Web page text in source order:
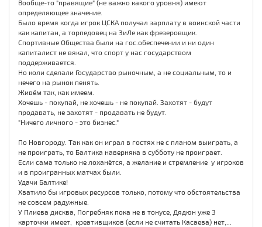
Вообще-то "правящие" (не важно какого уровня) имеют
определяющее значение.
Было время когда игрок ЦСКА получал зарплату в воинской части
как капитан, а торпедовец на ЗиЛе как фрезеровщик.
Спортивные Общества были на гос.обеспечении и ни один
капиталист не вякал, что спорт у нас государством
поддерживается.
Но коли сделали Государство рыночным, а не социальным, то и
нечего на рынок пенять.
Живём так, как имеем.
Хочешь - покупай, не хочешь - не покупай. Захотят - будут
продавать, не захотят - продавать не будут.
"Ничего личного - это бизнес."
По Новгороду. Так как он играл в гостях не с планом выиграть, а
не проиграть, то Балтика наверняка в субботу не проиграет.
Если сама только не лоханётся, а желание и стремление у игроков
и в проигранных матчах были.
Удачи Балтике!
Хватило бы игровых ресурсов только, потому что обстоятельства
не совсем радужные.
У Плиева дисква, Погребняк пока не в тонусе, Дядюн уже 3
карточки имеет, креативщиков (если не считать Касаева) нет,...